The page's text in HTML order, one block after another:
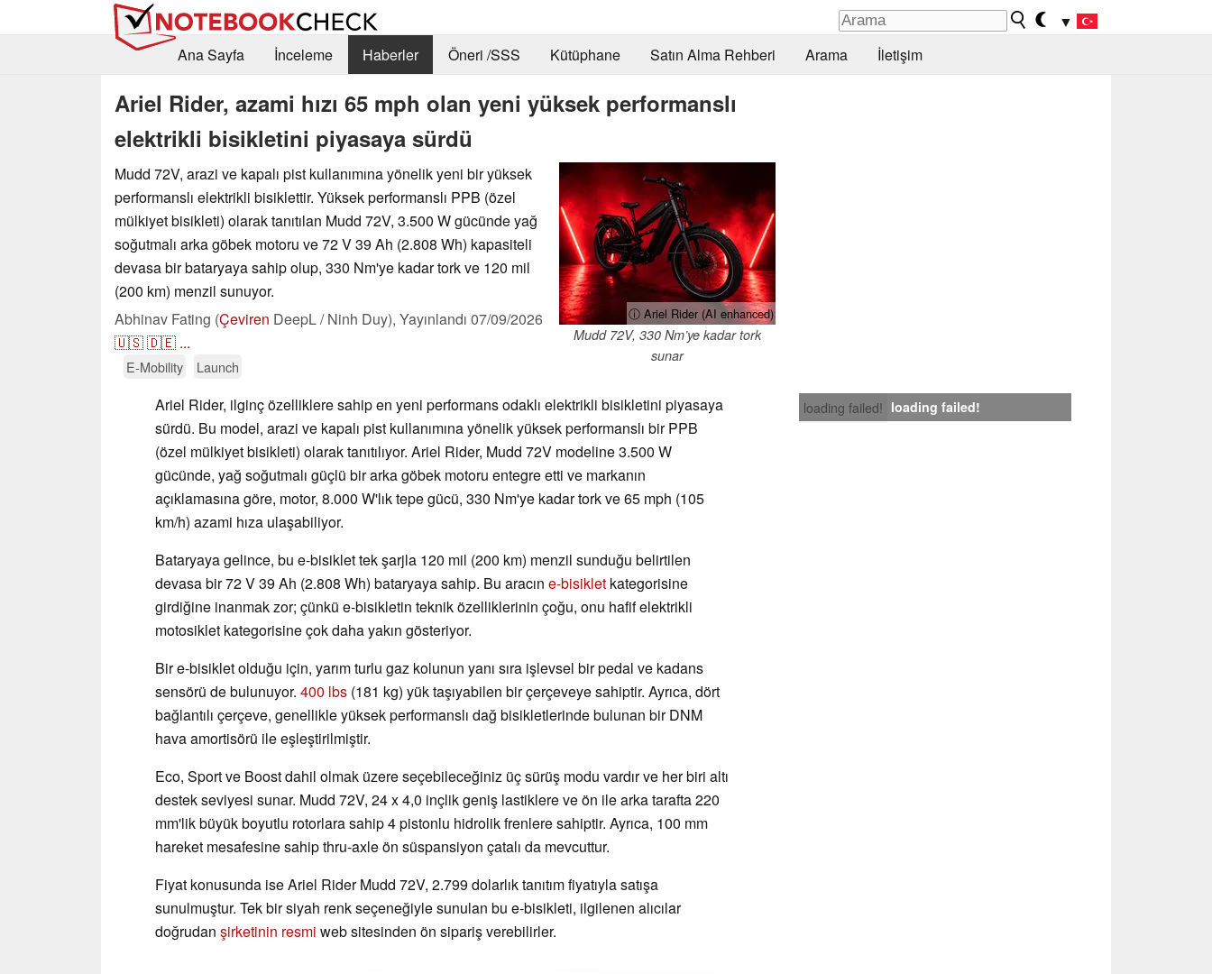
▼
Ana Sayfa
İnceleme Haberler Öneri /SSS Kütüphane Satın Alma Rehberi Arama İletişim
Ariel Rider, azami hızı 65 mph olan yeni yüksek performanslı
elektrikli bisikletini piyasaya sürdü
ⓘ Ariel Rider (AI enhanced)
Mudd 72V, 330 Nm’ye kadar tork
sunar
Mudd 72V, arazi ve kapalı pist kullanımına yönelik yeni bir yüksek
performanslı elektrikli bisiklettir. Yüksek performanslı PPB (özel
mülkiyet bisikleti) olarak tanıtılan Mudd 72V, 3.500 W gücünde yağ
soğutmalı arka göbek motoru ve 72 V 39 Ah (2.808 Wh) kapasiteli
devasa bir bataryaya sahip olup, 330 Nm'ye kadar tork ve 120 mil
(200 km) menzil sunuyor.
Abhinav Fating (Çeviren DeepL / Ninh Duy), Yayınlandı 07/09/2026
🇺🇸🇩🇪 ...
E-Mobility Launch
loading failed! loading failed!
Ariel Rider, ilginç özelliklere sahip en yeni performans odaklı elektrikli bisikletini piyasaya
sürdü. Bu model, arazi ve kapalı pist kullanımına yönelik yüksek performanslı bir PPB
(özel mülkiyet bisikleti) olarak tanıtılıyor. Ariel Rider, Mudd 72V modeline 3.500 W
gücünde, yağ soğutmalı güçlü bir arka göbek motoru entegre etti ve markanın
açıklamasına göre, motor, 8.000 W'lık tepe gücü, 330 Nm'ye kadar tork ve 65 mph (105
km/h) azami hıza ulaşabiliyor.
Bataryaya gelince, bu e-bisiklet tek şarjla 120 mil (200 km) menzil sunduğu belirtilen
devasa bir 72 V 39 Ah (2.808 Wh) bataryaya sahip. Bu aracın e-bisiklet kategorisine
girdiğine inanmak zor; çünkü e-bisikletin teknik özelliklerinin çoğu, onu hafif elektrikli
motosiklet kategorisine çok daha yakın gösteriyor.
Bir e-bisiklet olduğu için, yarım turlu gaz kolunun yanı sıra işlevsel bir pedal ve kadans
sensörü de bulunuyor. 400 lbs (181 kg) yük taşıyabilen bir çerçeveye sahiptir. Ayrıca, dört
bağlantılı çerçeve, genellikle yüksek performanslı dağ bisikletlerinde bulunan bir DNM
hava amortisörü ile eşleştirilmiştir.
Eco, Sport ve Boost dahil olmak üzere seçebileceğiniz üç sürüş modu vardır ve her biri altı
destek seviyesi sunar. Mudd 72V, 24 x 4,0 inçlik geniş lastiklere ve ön ile arka tarafta 220
mm'lik büyük boyutlu rotorlara sahip 4 pistonlu hidrolik frenlere sahiptir. Ayrıca, 100 mm
hareket mesafesine sahip thru-axle ön süspansiyon çatalı da mevcuttur.
Fiyat konusunda ise Ariel Rider Mudd 72V, 2.799 dolarlık tanıtım fiyatıyla satışa
sunulmuştur. Tek bir siyah renk seçeneğiyle sunulan bu e-bisikleti, ilgilenen alıcılar
doğrudan şirketinin resmi web sitesinden ön sipariş verebilirler.